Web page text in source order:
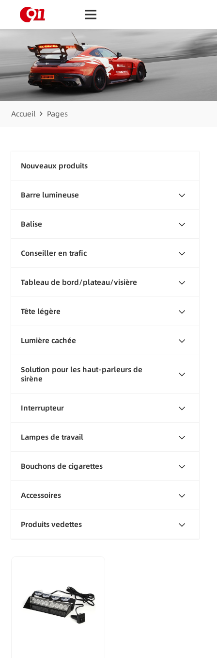
Accueil Pages
Nouveaux produits
Barre lumineuse
Balise
Conseiller en trafic
Tableau de bord/plateau/visière
Tête légère
Lumière cachée
Solution pour les haut-parleurs de
sirène
Interrupteur
Lampes de travail
Bouchons de cigarettes
Accessoires
Produits vedettes